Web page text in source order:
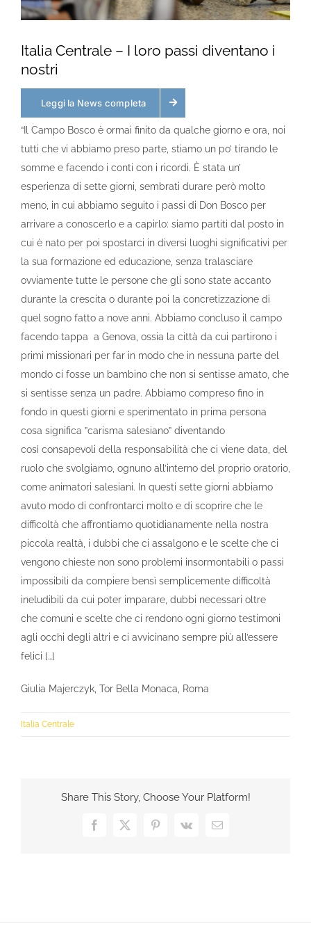
Italia Centrale – I loro passi diventano i
nostri
Leggi la News completa
“Il Campo Bosco è ormai finito da qualche giorno e ora, noi
tutti che vi abbiamo preso parte, stiamo un po’ tirando le
somme e facendo i conti con i ricordi. È stata un’
esperienza di sette giorni, sembrati durare però molto
meno, in cui abbiamo seguito i passi di Don Bosco per
arrivare a conoscerlo e a capirlo: siamo partiti dal posto in
cui è nato per poi spostarci in diversi luoghi significativi per
la sua formazione ed educazione, senza tralasciare
ovviamente tutte le persone che gli sono state accanto
durante la crescita o durante poi la concretizzazione di
quel sogno fatto a nove anni. Abbiamo concluso il campo
facendo tappa a Genova, ossia la città da cui partirono i
primi missionari per far in modo che in nessuna parte del
mondo ci fosse un bambino che non si sentisse amato, che
si sentisse senza un padre. Abbiamo compreso fino in
fondo in questi giorni e sperimentato in prima persona
cosa significa ”carisma salesiano” diventando
così consapevoli della responsabilità che ci viene data, del
ruolo che svolgiamo, ognuno all’interno del proprio oratorio,
come animatori salesiani. In questi sette giorni abbiamo
avuto modo di confrontarci molto e di scoprire che le
difficoltà che affrontiamo quotidianamente nella nostra
piccola realtà, i dubbi che ci assalgono e le scelte che ci
vengono chieste non sono problemi insormontabili o passi
impossibili da compiere bensì semplicemente difficoltà
ineludibili da cui poter imparare, dubbi necessari oltre
che comuni e scelte che ci rendono ogni giorno testimoni
agli occhi degli altri e ci avvicinano sempre più all’essere
felici […]
Giulia Majerczyk, Tor Bella Monaca, Roma
Italia Centrale
Share This Story, Choose Your Platform!
Facebook
X Pinterest
Vk Email